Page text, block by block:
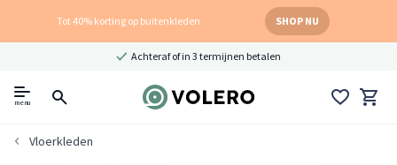
Tot 40% korting op buitenkleden SHOP NU
Achteraf of in 3 termijnen betalen
menu
Vloerkleden